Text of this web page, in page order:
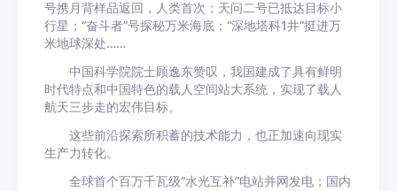
号携月背样品返回，人类首次；天问二号已抵达目标小
行星；“奋斗者”号探秘万米海底；“深地塔科1井”挺进万
米地球深处……
中国科学院院士顾逸东赞叹，我国建成了具有鲜明
时代特点和中国特色的载人空间站大系统，实现了载人
航天三步走的宏伟目标。
这些前沿探索所积蓄的技术能力，也正加速向现实
生产力转化。
全球首个百万千瓦级“水光互补”电站并网发电；国内